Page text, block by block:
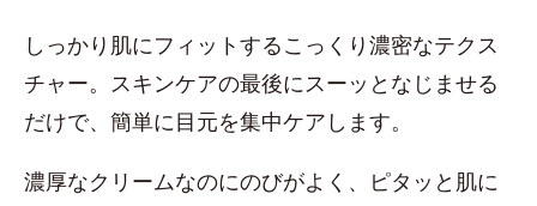
しっかり肌にフィットするこっくり濃密なテクス
チャー。スキンケアの最後にスーッとなじませる
だけで、簡単に目元を集中ケアします。
濃厚なクリームなのにのびがよく、ピタッと肌に